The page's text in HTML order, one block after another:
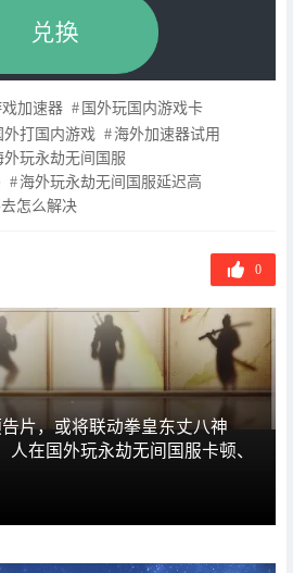
戏加速器
国外玩国内游戏卡
外打国内游戏
海外加速器试用
外玩永劫无间国服
海外玩永劫无间国服延迟高
怎么解决
0
片，或将联动拳皇东丈八神
人在国外玩永劫无间国服卡顿、